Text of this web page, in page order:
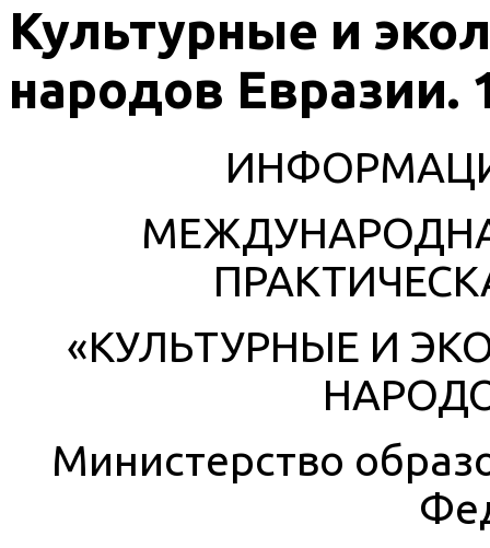
Культурные и
народов Евразии.
«КУЛЬТУРНЫЕ И
Министерство